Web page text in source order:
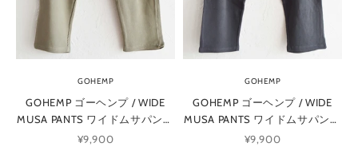
GOHEMP
GOHEMP ゴーヘンプ / WIDE
MUSA PANTS ワイドムサパンツ
(WOOD GREEN ウッドグリーン)
セール価格
¥9,900
GOHEMP
GOHEMP ゴーヘンプ / WIDE
MUSA PANTS ワイドムサパンツ
(BLACK BEAUTY ブラックビュー
セール価格
¥9,900